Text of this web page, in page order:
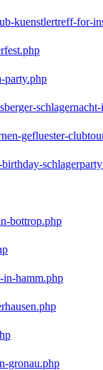
kuenstlertreff-for-
party.php
gefluester-
bottrop.php
in-hamm.php
gronau.php